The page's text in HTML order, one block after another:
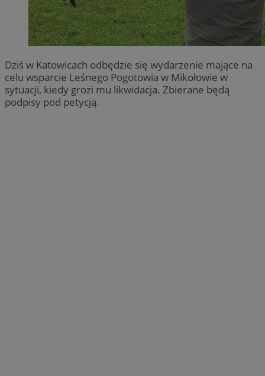
Dziś w Katowicach odbędzie się wydarzenie mające na
celu wsparcie Leśnego Pogotowia w Mikołowie w
sytuacji, kiedy grozi mu likwidacja. Zbierane będą
podpisy pod petycją.